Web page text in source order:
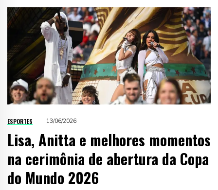
ESPORTES 13/06/2026
Lisa, Anitta e melhores momentos
na cerimônia de abertura da Copa
do Mundo 2026